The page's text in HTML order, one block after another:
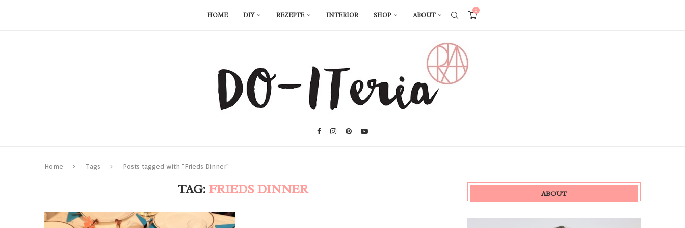
HOME DIY REZEPTE INTERIOR SHOP ABOUT
0
Home Tags Posts tagged with "Frieds Dinner"
TAG: FRIEDS DINNER ABOUT